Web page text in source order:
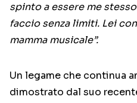
spinto a essere me
faccio senza limiti. Lei
mamma musicale”.
Un legame che continua
dimostrato dal suo